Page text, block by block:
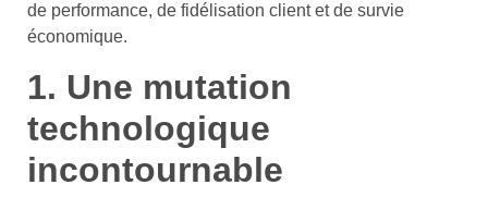
de performance, de fidélisation client et de survie
économique.
1. Une mutation
technologique
incontournable